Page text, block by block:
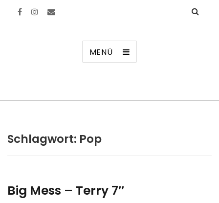
MENÜ
Schlagwort: Pop
Big Mess – Terry 7″